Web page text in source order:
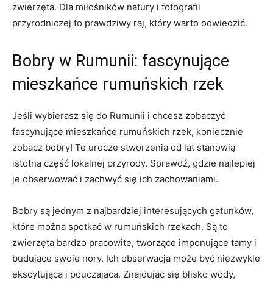
zwierzęta. Dla miłośników natury i fotografii
przyrodniczej to prawdziwy raj, który warto odwiedzić.
Bobry w Rumunii: fascynujące
mieszkańce rumuńskich rzek
Jeśli wybierasz się do Rumunii i chcesz zobaczyć
fascynujące mieszkańce rumuńskich rzek, koniecznie
zobacz bobry! Te urocze stworzenia od lat stanowią
istotną część lokalnej przyrody. Sprawdź, gdzie najlepiej
je obserwować i zachwyć się ich zachowaniami.
Bobry są jednym z najbardziej interesujących gatunków,
które można spotkać w rumuńskich rzekach. Są to
zwierzęta bardzo pracowite, tworzące imponujące tamy i
budujące swoje nory. Ich obserwacja może być niezwykle
ekscytująca i pouczająca. Znajdując się blisko wody,